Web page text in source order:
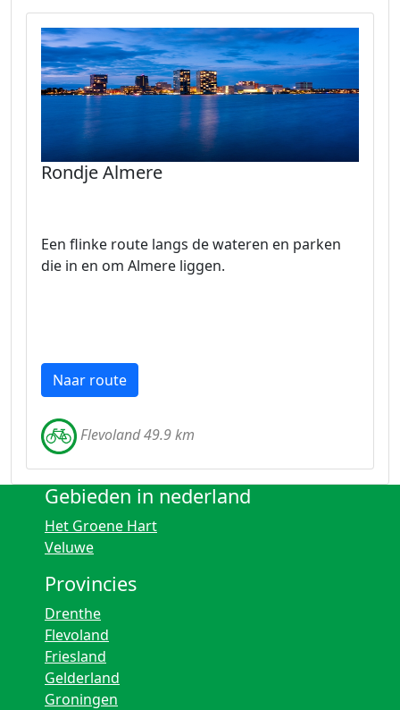
Rondje Almere
Een flinke route langs de wateren en parken
die in en om Almere liggen.
Naar route
Flevoland 49.9 km
Gebieden in nederland
Het Groene Hart
Veluwe
Provincies
Drenthe
Flevoland
Friesland
Gelderland
Groningen